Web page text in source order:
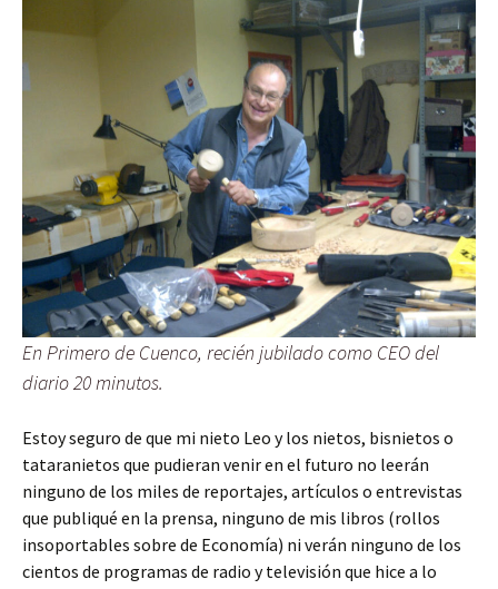
En Primero de Cuenco, recién jubilado como CEO del
diario 20 minutos.
Estoy seguro de que mi nieto Leo y los nietos, bisnietos o
tataranietos que pudieran venir en el futuro no leerán
ninguno de los miles de reportajes, artículos o entrevistas
que publiqué en la prensa, ninguno de mis libros (rollos
insoportables sobre de Economía) ni verán ninguno de los
cientos de programas de radio y televisión que hice a lo